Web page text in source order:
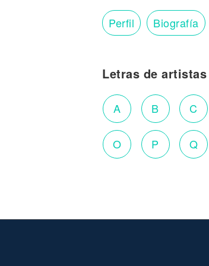
Perfil Biografía
Letras de
A B C
O P Q